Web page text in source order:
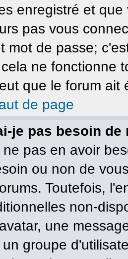
enregistré et
pas vous
mot de passe;
ne fonctionne
que le forum ait
de page
je pas besoin de
pas en avoir
ou non de
Toutefois,
non-
une
groupe